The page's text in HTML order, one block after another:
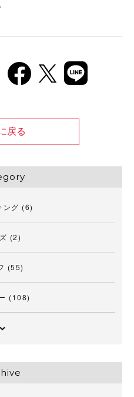
戻る
ング (6)
(2)
(55)
(108)